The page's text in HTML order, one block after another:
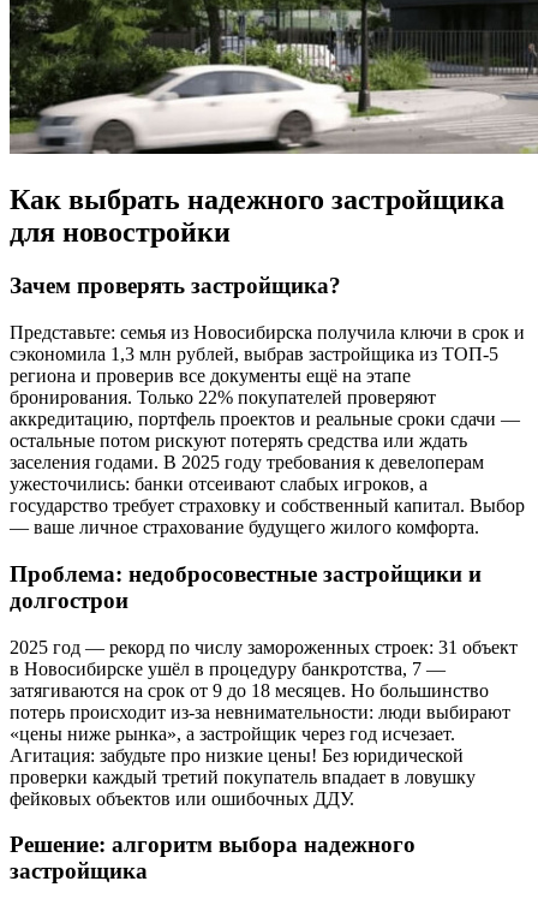
Как выбрать надежного застройщика
для новостройки
Зачем проверять застройщика?
Представьте: семья из Новосибирска получила ключи в срок и
сэкономила 1,3 млн рублей, выбрав застройщика из ТОП-5
региона и проверив все документы ещё на этапе
бронирования. Только 22% покупателей проверяют
аккредитацию, портфель проектов и реальные сроки сдачи —
остальные потом рискуют потерять средства или ждать
заселения годами. В 2025 году требования к девелоперам
ужесточились: банки отсеивают слабых игроков, а
государство требует страховку и собственный капитал. Выбор
— ваше личное страхование будущего жилого комфорта.
Проблема: недобросовестные застройщики и
долгострои
2025 год — рекорд по числу замороженных строек: 31 объект
в Новосибирске ушёл в процедуру банкротства, 7 —
затягиваются на срок от 9 до 18 месяцев. Но большинство
потерь происходит из-за невнимательности: люди выбирают
«цены ниже рынка», а застройщик через год исчезает.
Агитация: забудьте про низкие цены! Без юридической
проверки каждый третий покупатель впадает в ловушку
фейковых объектов или ошибочных ДДУ.
Решение: алгоритм выбора надежного
застройщика